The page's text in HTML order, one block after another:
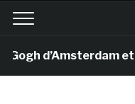
d’Amsterdam et